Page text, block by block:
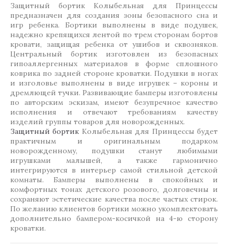
Защитный бортик Колыбельная для Принцессы
предназначен для создания зоны безопасного сна и
игр ребенка. Бортики выполнены в виде подушек,
надежно крепящихся лентой по трем сторонам бортов
кровати, защищая ребенка от ушибов и сквозняков.
Центральный бортик изготовлен из безопасных
гипоаллергенных материалов в форме сплошного
коврика по задней стороне кроватки. Подушки в ногах
и изголовье выполнены в виде игрушек – короны и
дремлющей тучки. Развивающие бамперы изготовлены
по авторским эскизам, имеют безупречное качество
исполнения и отвечают требованиям качеству
изделий группы товаров для новорожденных.
Защитный бортик Колыбельная для Принцессы будет
практичным и оригинальным подарком
новорожденному, подушки станут любимыми
игрушками малышей, а также гармонично
интегрируются в интерьер самой стильной детской
комнаты. Бамперы выполнены в спокойных и
комфортных тонах детского розового, долговечны и
сохраняют эстетические качества после частых стирок.
По желанию клиентов бортики можно укомплектовать
дополнительно бампером-косичкой на 4-ю сторону
кроватки.